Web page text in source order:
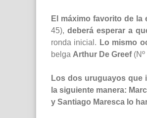
El máximo favorito de la
45),deberá esperar a
ronda inicial. Lo mismo
belga Arthur De Greef(Nº
Los dos uruguayos que
la siguiente manera:
y Santiago Maresca lo